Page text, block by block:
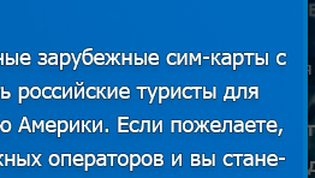
eSIM или SIM-
туристу в 2026
ПОЛЕЗНЫЕ ОБЗОРЫ ДЛЯ